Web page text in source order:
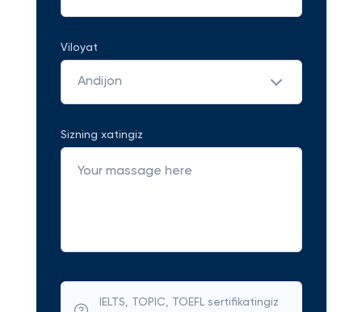
Viloyat
Andijon
Sizning xatingiz
IELTS, TOPIC, TOEFL sertifikatingiz